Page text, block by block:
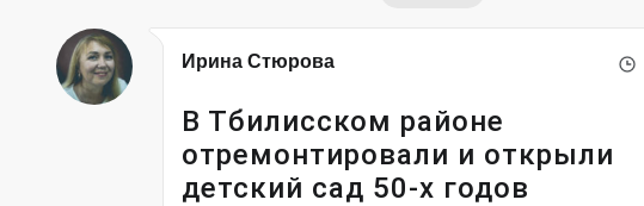
Ирина Стюрова
В Тбилисском районе
отремонтировали и открыли
детский сад 50-х годов